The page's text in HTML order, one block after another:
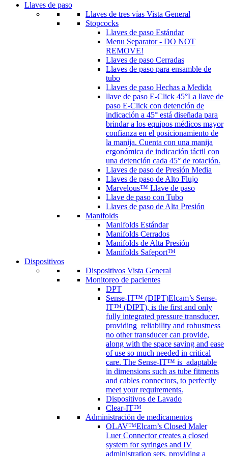
Llaves de paso
Llaves de tres vías Vista General
Stopcocks
Llaves de paso Estándar
Menu Separator - DO NOT
REMOVE!
Llaves de paso Cerradas
Llaves de paso para ensamble de
tubo
Llaves de paso Hechas a Medida
llave de paso E-Click 45°La llave de
paso E-Click con detención de
indicación a 45° está diseñada para
brindar a los equipos médicos mayor
confianza en el posicionamiento de
la manija. Cuenta con una manija
ergonómica de indicación táctil con
una detención cada 45° de rotación.
Llaves de paso de Presión Media
Llaves de paso de Alto Flujo
Marvelous™ Llave de paso
Llave de paso con Tubo
Llaves de paso de Alta Presión
Manifolds
Manifolds Estándar
Manifolds Cerrados
Manifolds de Alta Presión
Manifolds Safeport™
Dispositivos
Dispositivos Vista General
Monitoreo de pacientes
DPT
Sense-IT™ (DIPT)Elcam’s Sense-
IT™ (DIPT), is the first and only
fully integrated pressure transducer,
providing reliability and robustness
no other transducer can provide,
along with the space saving and ease
of use so much needed in critical
care. The Sense-IT™ is adaptable
in dimensions such as tube fitments
and cables connectors, to perfectly
meet your requirements.
Dispositivos de Lavado
Clear-IT™
Administración de medicamentos
OLAV™Elcam’s Closed Maler
Luer Connector creates a closed
system for syringes and IV
administration sets, providing a